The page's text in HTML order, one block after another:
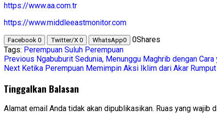
https://www.aa.com.tr
https://www.middleeastmonitor.com
Facebook 0 Twitter/X 0 WhatsApp0 0Shares
Tags: Perempuan Suluh Perempuan
Post
Previous Ngabuburit Sedunia, Menunggu Maghrib dengan
Next Ketika Perempuan Memimpin Aksi Iklim dari Akar Rumput
Tinggalkan Balasan
Alamat email Anda tidak akan dipublikasikan. Ruas yang wajib